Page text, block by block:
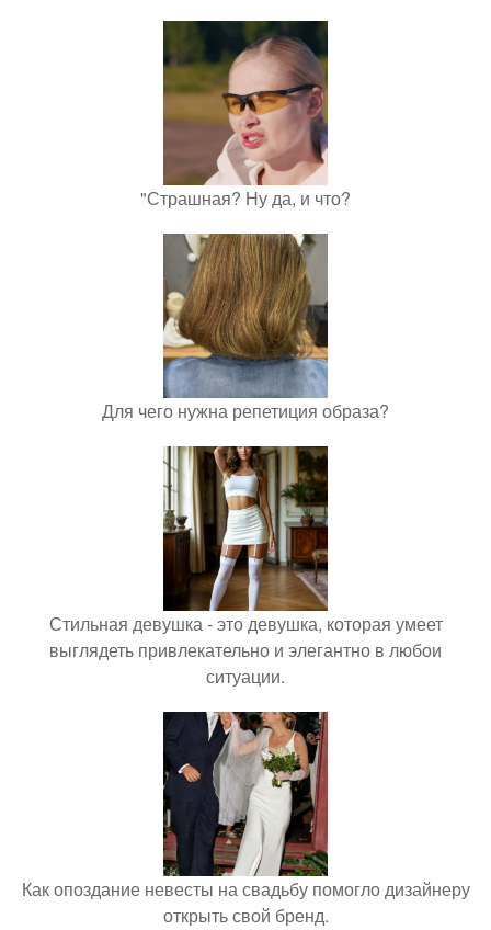
"Страшная? Ну да, и что?
Для чего нужна репетиция образа?
Стильная девушка - это девушка, которая умеет
выглядеть привлекательно и элегантно в любои
ситуации.
Как опоздание невесты на свадьбу помогло дизайнеру
открыть свой бренд.